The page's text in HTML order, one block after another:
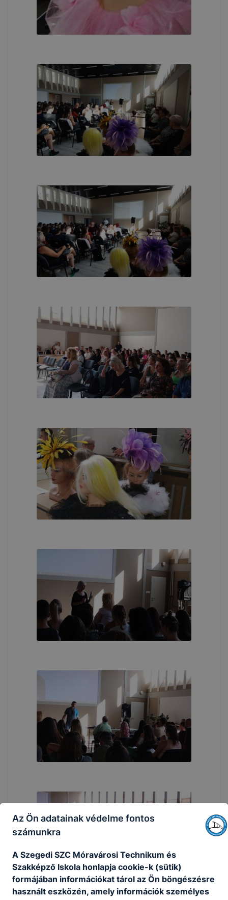
Az Ön adatainak védelme fontos
számunkra
A Szegedi SZC Móravárosi Technikum és
Szakképző Iskola honlapja cookie-k (sütik)
formájában információkat tárol az Ön böngészésre
használt eszközén, amely információk személyes